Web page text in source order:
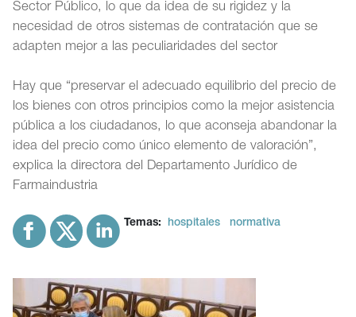
Sector Público, lo que da idea de su rigidez y la
necesidad de otros sistemas de contratación que se
adapten mejor a las peculiaridades del sector
Hay que “preservar el adecuado equilibrio del precio de
los bienes con otros principios como la mejor asistencia
pública a los ciudadanos, lo que aconseja abandonar la
idea del precio como único elemento de valoración”,
explica la directora del Departamento Jurídico de
Farmaindustria
Temas: hospitales normativa